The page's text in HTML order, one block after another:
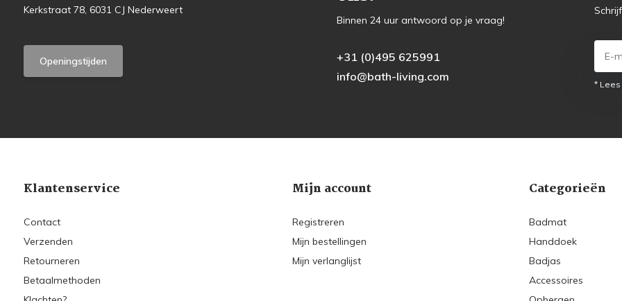
Kerkstraat 78, 6031 CJ Nederweert
Openingstijden
Binnen 24 uur antwoord op je vraag!
+31 (0)495 625991
info@bath-living.com
*
Klantenservice
Contact
Verzenden
Retourneren
Betaalmethoden
Mijn account
Registreren
Mijn bestellingen
Mijn verlanglijst
Categorieën
Badmat
Handdoek
Badjas
Accessoires